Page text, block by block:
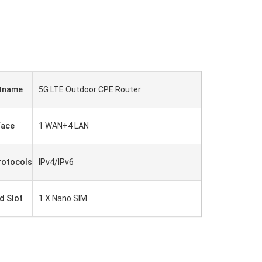
5G LTE Outdoor CPE Router
1 WAN+4 LAN
IPv4/IPv6
Slot 1 X Nano SIM